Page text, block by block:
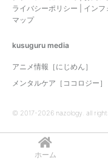
ホーム
ライバシーポリシー
インフ
マップ
kusuguru media
アニメ情報［にじめん］
メンタルケア［ココロジー］
© 2017-2026 nazology. all